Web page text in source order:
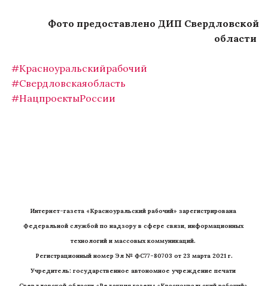
Фото предоставлено ДИП Свердловской
области
#Красноуральскийрабочий
#Свердловскаяобласть
#НацпроектыРоссии
Интернет-газета «Красноуральский рабочий» зарегистрирована
Федеральной службой по надзору в сфере связи, информационных
технологий и массовых коммуникаций.
Регистрационный номер Эл № ФС77-80703 от 23 марта 2021 г.
Учредитель: государственное автономное учреждение печати